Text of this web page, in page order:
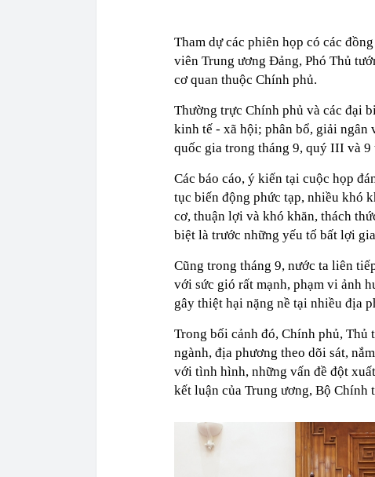
Tham dự các phiên họp có các
viên Trung ương Đảng, Phó Thủ
cơ quan thuộc Chính phủ.
Thường trực Chính phủ và các đại
kinh tế - xã hội; phân bổ, giải ngân
quốc gia trong tháng 9, quý III và 9
Các báo cáo, ý kiến tại cuộc họp
tục biến động phức tạp, nhiều khó
cơ, thuận lợi và khó khăn, thách
biệt là trước những yếu tố bất lợi
Cũng trong tháng 9, nước ta liên
với sức gió rất mạnh, phạm vi ảnh
gây thiệt hại nặng nề tại nhiều địa
Trong bối cảnh đó, Chính phủ, Thủ
ngành, địa phương theo dõi sát,
với tình hình, những vấn đề đột
kết luận của Trung ương, Bộ Chính